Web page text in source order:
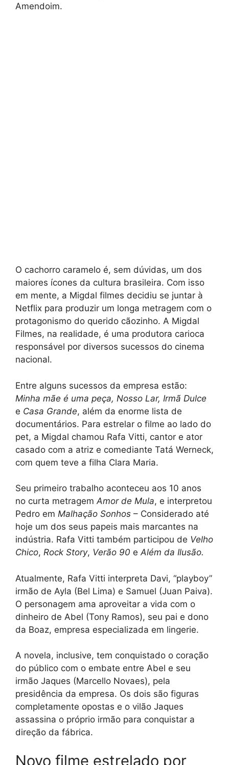
Amendoim.
O cachorro caramelo é, sem dúvidas, um dos
maiores ícones da cultura brasileira. Com isso
em mente, a Migdal filmes decidiu se juntar à
Netflix para produzir um longa metragem com o
protagonismo do querido cãozinho. A Migdal
Filmes, na realidade, é uma produtora carioca
responsável por diversos sucessos do cinema
nacional.
Entre alguns sucessos da empresa estão:
Minha mãe é uma peça, Nosso Lar, Irmã Dulce
e Casa Grande, além da enorme lista de
documentários. Para estrelar o filme ao lado do
pet, a Migdal chamou Rafa Vitti, cantor e ator
casado com a atriz e comediante Tatá Werneck,
com quem teve a filha Clara Maria.
Seu primeiro trabalho aconteceu aos 10 anos
no curta metragemAmor de Mula, e interpretou
Pedro em Malhação Sonhos – Considerado até
hoje um dos seus papeis mais marcantes na
indústria. Rafa Vitti também participou de Velho
Chico, Rock Story, Verão 90 eAlém da Ilusão.
Atualmente, Rafa Vitti interpreta Davi, “playboy”
irmão de Ayla (Bel Lima) e Samuel (Juan Paiva).
O personagem ama aproveitar a vida com o
dinheiro de Abel (Tony Ramos), seu pai e dono
da Boaz, empresa especializada em lingerie.
A novela, inclusive, tem conquistado o coração
do público com o embate entre Abel e seu
irmão Jaques (Marcello Novaes), pela
presidência da empresa. Os dois são figuras
completamente opostas e o vilão Jaques
assassina o próprio irmão para conquistar a
direção da fábrica.
Novo filme estrelado por